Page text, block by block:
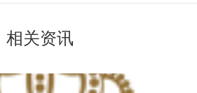
相关资讯